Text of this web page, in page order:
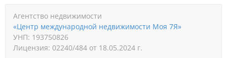
Агентство недвижимости
«Центр международной недвижимости Моя 7Я»
УНП: 193750826
Лицензия: 02240/484 от 18.05.2024 г.